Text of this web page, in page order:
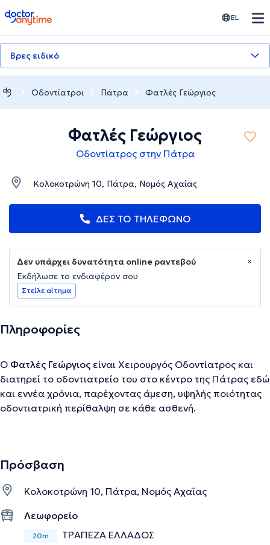
doctoranytime EL
Βρες ειδικό
Οδοντίατροι Πάτρα Φατλές Γεώργιος
Φατλές Γεώργιος
Οδοντίατρος στην Πάτρα
Κολοκοτρώνη 10, Πάτρα, Νομός Αχαΐας
ΔΕΣ ΤΟ ΤΗΛΕΦΩΝΟ
Δεν υπάρχει δυνατότητα online ραντεβού
Εκδήλωσε το ενδιαφέρον σου
Στείλε αίτημα
Πληροφορίες
Ο Φατλές Γεώργιος είναι Χειρουργός Οδοντίατρος και
διατηρεί το οδοντιατρείο του στο κέντρο της Πάτρας εδώ
και εννέα χρόνια, παρέχοντας άμεση, υψηλής ποιότητας
οδοντιατρική περίθαλψη σε κάθε ασθενή.
βασικές σπουδές του, διάρκειας έξι ετών, στη Γενική
μετεκπαίδευση, διάρκειας ενός έτους, στην
Εμφυτευματολογία, υπό την αιγίδα της Ευρωπαϊκής
Ομοσπονδίας Εμφυτευματολόγων, στο Βερολίνο το 2007.
Πρόσβαση
Κολοκοτρώνη 10, Πάτρα, Νομός Αχαΐας
Λεωφορείο
20m ΤΡΑΠΕΖΑ ΕΛΛΑΔΟΣ